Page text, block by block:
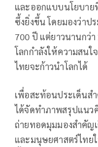
และออกแบบนโยบาย
ซึ้งยิ่งขึ้น โดยมองว่าป
700 ปี แต่ยาวนานกว่
โลกกำลังให้ความสน
ไทยจะก้าวนำโลกได้
เพื่อสะท้อนประเด็นส
ได้จัดทำภาพสรุปแนว
ถ่ายทอดมุมมองสำคัญ
และมนุษยศาสตร์ไทย